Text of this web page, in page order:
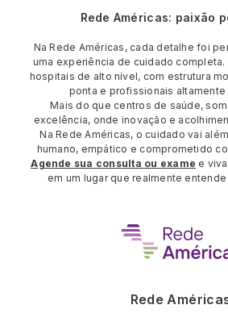
Rede Américas: paixão
Na Rede Américas, cada detalhe foi
uma experiência de cuidado completa.
hospitais de alto nível, com estrutura
ponta e profissionais
Mais do que centros de saúde,
excelência, onde inovação e
Na Rede Américas, o cuidado vai
humano, empático e comprometido
Agende sua consulta ou exame e
em um lugar que realmente
Rede